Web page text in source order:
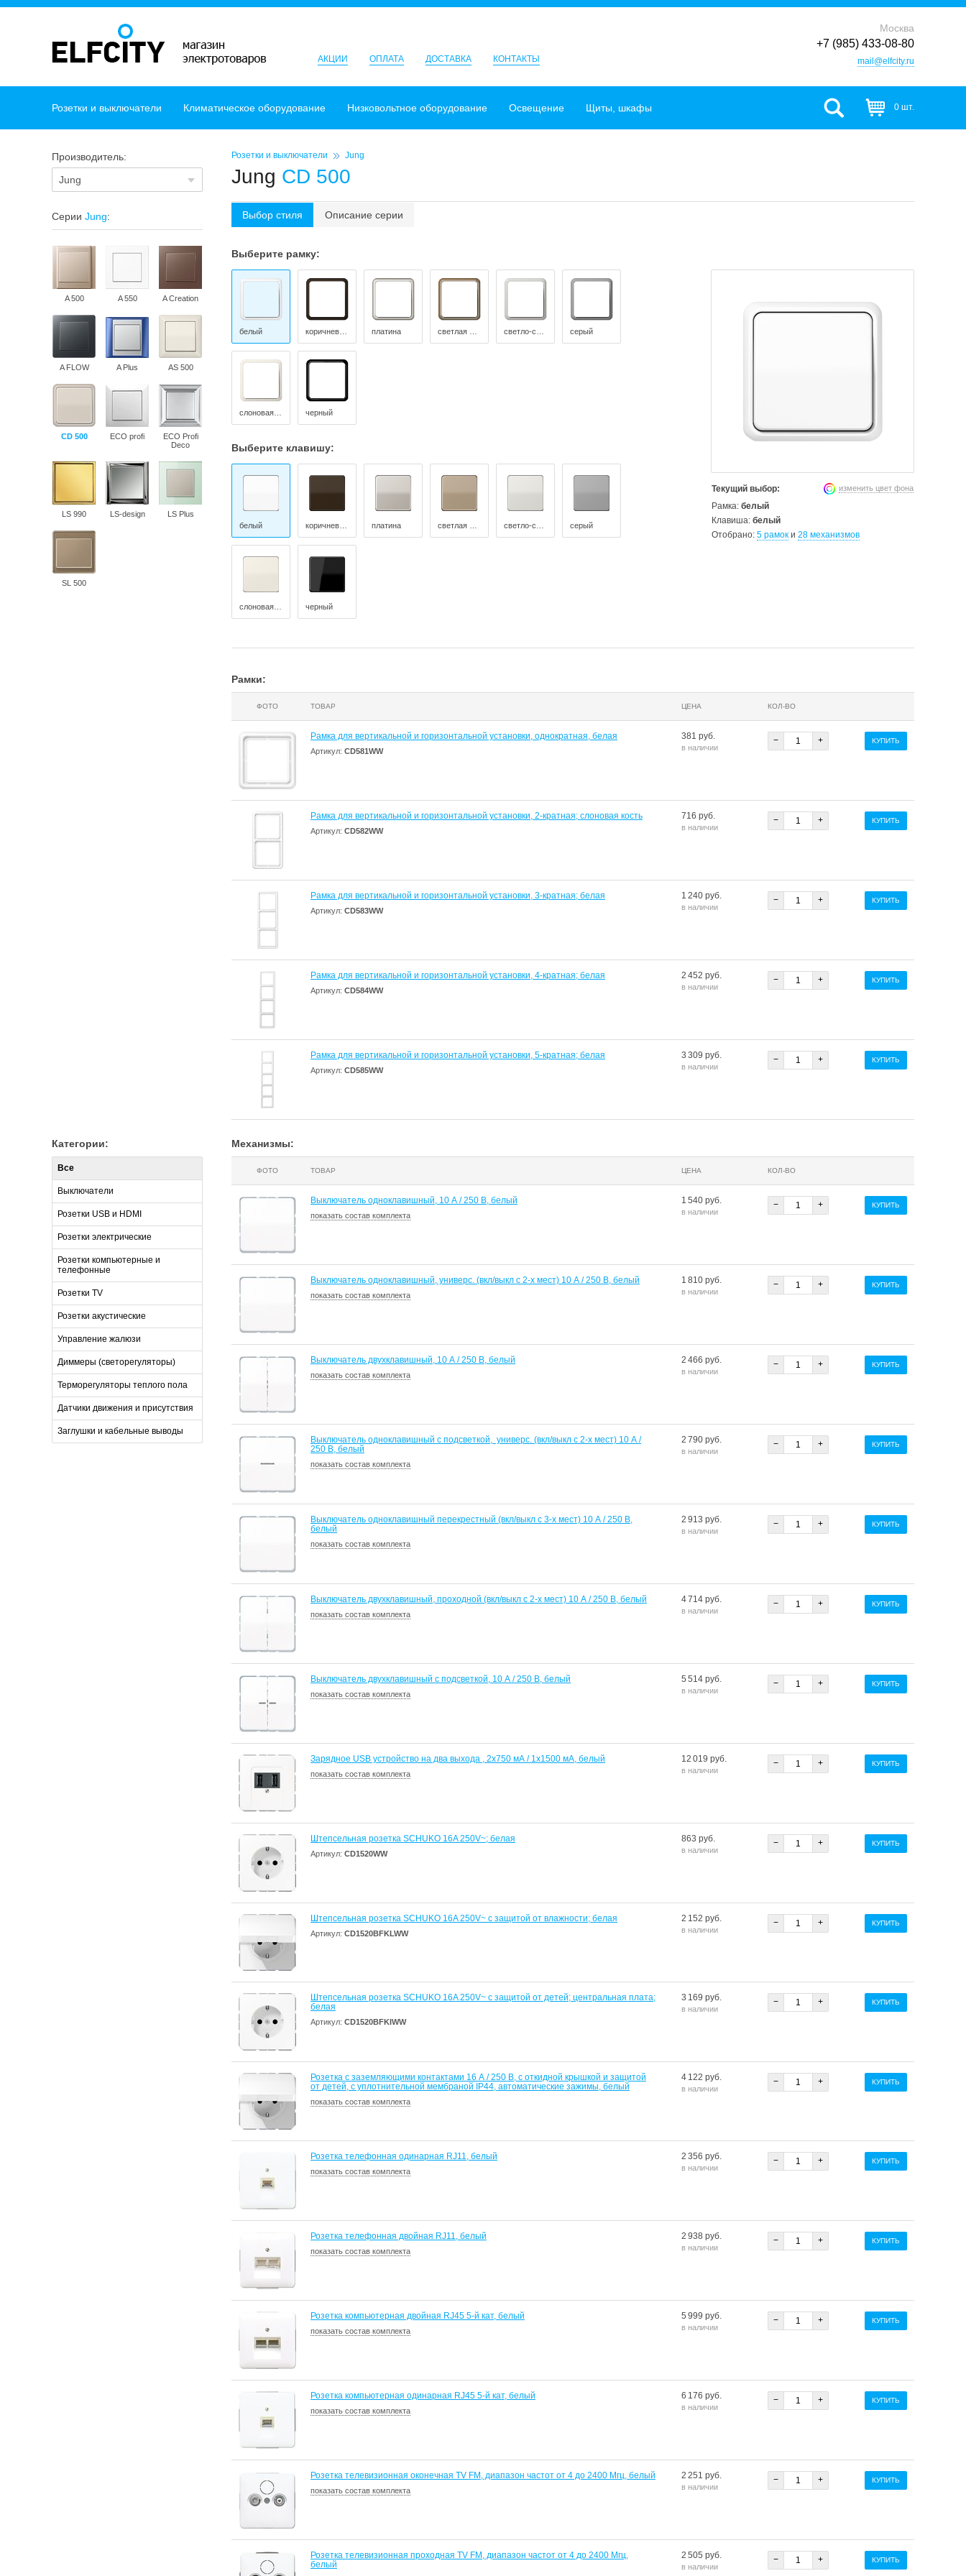
АКЦИИ ОПЛАТА ДОСТАВКА КОНТАКТЫ
Москва
+7 (985) 433-08-80
mail@elfcity.ru
Розетки и выключатели Климатическое оборудование Низковольтное оборудование Освещение Щиты, шкафы 0 шт.
Производитель:
Jung
Серии Jung:
A 500 A 550 A Creation
A FLOW A Plus AS 500
CD 500 ECO profi
ECO Profi
Deco
LS 990 LS-design LS Plus
SL 500
Розетки и выключатели Jung
Jung CD 500
Выбор стиля Описание серии
Выберите рамку:
белый платина серый
черный
Выберите клавишу:
белый платина серый
черный
изменить цвет фона
Текущий выбор:
Рамка: белый
Клавиша: белый
Отобрано: 5 рамок и 28 механизмов
Рамки:
ФОТО ТОВАР ЦЕНА КОЛ-ВО
Рамка для вертикальной и горизонтальной установки, однократная, белая
Артикул: CD581WW
381 руб.
в наличии
− + КУПИТЬ
Рамка для вертикальной и горизонтальной установки, 2-кратная; слоновая кость
Артикул: CD582WW
716 руб.
в наличии
− + КУПИТЬ
Рамка для вертикальной и горизонтальной установки, 3-кратная; белая
Артикул: CD583WW
1 240 руб.
в наличии
− + КУПИТЬ
Рамка для вертикальной и горизонтальной установки, 4-кратная; белая
Артикул: CD584WW
2 452 руб.
в наличии
− + КУПИТЬ
Рамка для вертикальной и горизонтальной установки, 5-кратная; белая
Артикул: CD585WW
3 309 руб.
в наличии
− + КУПИТЬ
Категории:
Все
Выключатели
Розетки USB и HDMI
Розетки электрические
Розетки компьютерные и
телефонные
Розетки TV
Розетки акустические
Управление жалюзи
Диммеры (светорегуляторы)
Терморегуляторы теплого пола
Датчики движения и присутствия
Заглушки и кабельные выводы
Механизмы:
ФОТО ТОВАР ЦЕНА КОЛ-ВО
Выключатель одноклавишный, 10 А / 250 В, белый
показать состав комплекта
1 540 руб.
в наличии
− + КУПИТЬ
Выключатель одноклавишный, универс. (вкл/выкл с 2-х мест) 10 А / 250 В, белый
показать состав комплекта
1 810 руб.
в наличии
− + КУПИТЬ
Выключатель двухклавишный, 10 А / 250 В, белый
показать состав комплекта
2 466 руб.
в наличии
− + КУПИТЬ
Выключатель одноклавишный с подсветкой, универс. (вкл/выкл с 2-х мест) 10 А /
250 В, белый
показать состав комплекта
2 790 руб.
в наличии
− + КУПИТЬ
Выключатель одноклавишный перекрестный (вкл/выкл с 3-х мест) 10 А / 250 В,
белый
показать состав комплекта
2 913 руб.
в наличии
− + КУПИТЬ
Выключатель двухклавишный, проходной (вкл/выкл с 2-х мест) 10 А / 250 В, белый
показать состав комплекта
4 714 руб.
в наличии
− + КУПИТЬ
Выключатель двухклавишный с подсветкой, 10 А / 250 В, белый
показать состав комплекта
5 514 руб.
в наличии
− + КУПИТЬ
Зарядное USB устройство на два выхода , 2х750 мА / 1х1500 мА, белый
показать состав комплекта
12 019 руб.
в наличии
− + КУПИТЬ
Штепсельная розетка SCHUKO 16A 250V~; белая
Артикул: CD1520WW
863 руб.
в наличии
− + КУПИТЬ
Штепсельная розетка SCHUKO 16A 250V~ с защитой от влажности; белая
Артикул: CD1520BFKLWW
2 152 руб.
в наличии
− + КУПИТЬ
Штепсельная розетка SCHUKO 16A 250V~ с защитой от детей; центральная плата;
белая
Артикул: CD1520BFKIWW
3 169 руб.
в наличии
− + КУПИТЬ
Розетка с заземляющими контактами 16 А / 250 В, с откидной крышкой и защитой
от детей, с уплотнительной мембраной IP44, автоматические зажимы, белый
показать состав комплекта
4 122 руб.
в наличии
− + КУПИТЬ
Розетка телефонная одинарная RJ11, белый
показать состав комплекта
2 356 руб.
в наличии
− + КУПИТЬ
Розетка телефонная двойная RJ11, белый
показать состав комплекта
2 938 руб.
в наличии
− + КУПИТЬ
Розетка компьютерная двойная RJ45 5-й кат, белый
показать состав комплекта
5 999 руб.
в наличии
− + КУПИТЬ
Розетка компьютерная одинарная RJ45 5-й кат, белый
показать состав комплекта
6 176 руб.
в наличии
− + КУПИТЬ
Розетка телевизионная оконечная TV FM, диапазон частот от 4 до 2400 Mгц, белый
показать состав комплекта
2 251 руб.
в наличии
− + КУПИТЬ
Розетка телевизионная проходная TV FM, диапазон частот от 4 до 2400 Mгц,
белый
2 505 руб.
в наличии
− + КУПИТЬ